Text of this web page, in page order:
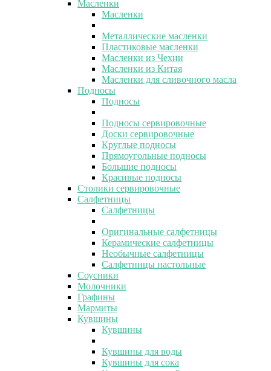
Масленки
Масленки
Металлические масленки
Пластиковые масленки
Масленки из Чехии
Масленки из Китая
Масленки для сливочного масла
Подносы
Подносы
Подносы сервировочные
Доски сервировочные
Круглые подносы
Прямоугольные подносы
Большие подносы
Красивые подносы
Столики сервировочные
Салфетницы
Салфетницы
Оригинальные салфетницы
Керамические салфетницы
Необычные салфетницы
Салфетницы настольные
Соусники
Молочники
Графины
Мармиты
Кувшины
Кувшины
Кувшины для воды
Кувшины для сока